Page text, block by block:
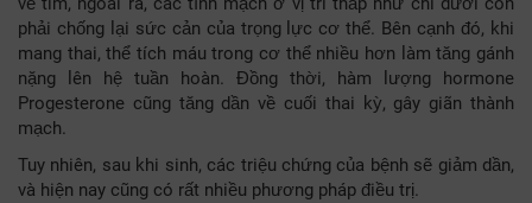
phải chống lại sức cản của trọng lực cơ thể. Bên cạnh đó, khi
mang thai, thể tích máu trong cơ thể nhiều hơn làm tăng gánh
nặng lên hệ tuần hoàn. Đồng thời, hàm lượng hormone
Progesterone cũng tăng dần về cuối thai kỳ, gây giãn thành
mạch.
Tuy nhiên, sau khi sinh, các triệu chứng của bệnh sẽ giảm dần,
và hiện nay cũng có rất nhiều phương pháp điều trị.